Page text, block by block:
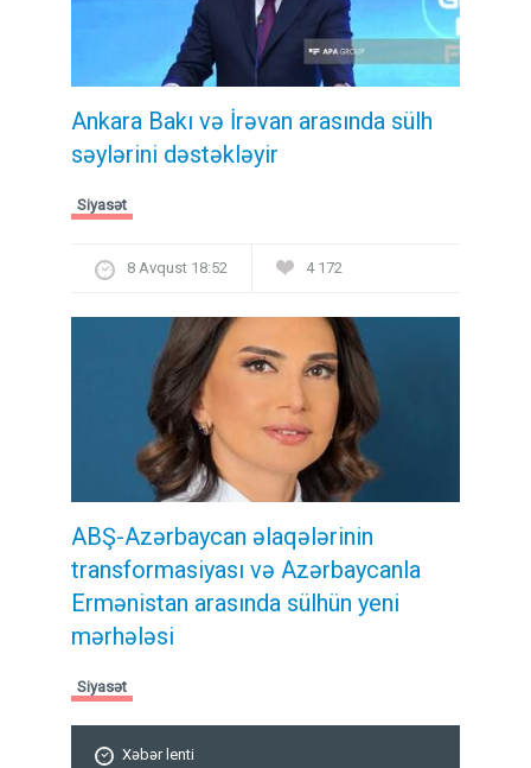
Ankara Bakı və İrəvan arasında sülh
səylərini dəstəkləyir
Siyasət
8 Avqust 18:52 4 172
ABŞ-Azərbaycan əlaqələrinin
transformasiyası və Azərbaycanla
Ermənistan arasında sülhün yeni
mərhələsi
Siyasət
Xəbər lenti